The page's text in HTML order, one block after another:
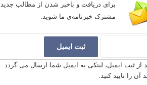
برای دریافت و باخبر شدن از مطالب جدید
مشترک خبرنامه‌ی ما شوید.
از ثبت ایمیل، لینکی به ایمیل شما ارسال می گردد
آن را تایید کنید.